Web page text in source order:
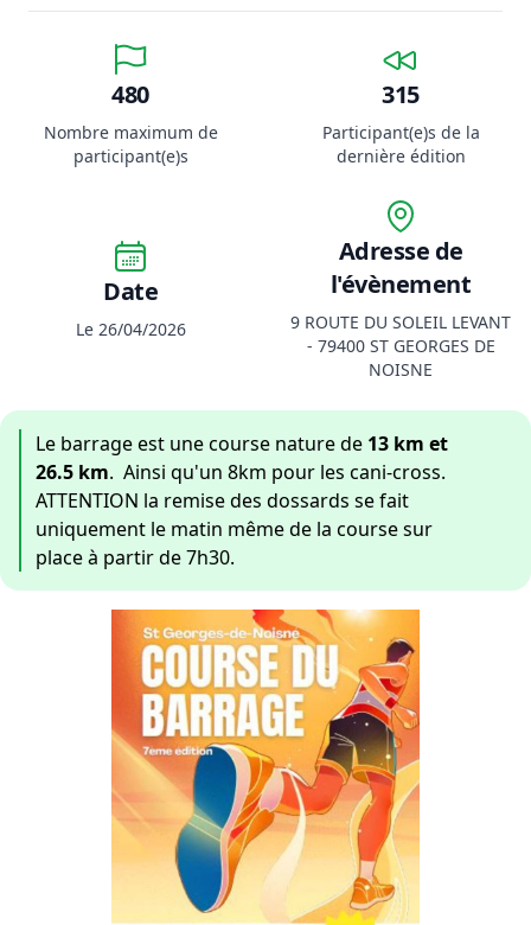
480
Nombre maximum de
participant(e)s
315
Participant(e)s de la
dernière édition
Date
Le 26/04/2026
Adresse de
l'évènement
9 ROUTE DU SOLEIL LEVANT
- 79400 ST GEORGES DE
NOISNE
Le barrage est une course nature de 13 km et
26.5 km. Ainsi qu'un 8km pour les cani-cross.
ATTENTION la remise des dossards se fait
uniquement le matin même de la course sur
place à partir de 7h30.